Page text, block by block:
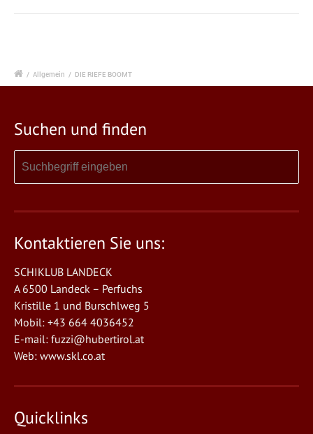
/ Allgemein / DIE RIEFE BOOMT
Suchen und finden
Kontaktieren Sie uns:
SCHIKLUB LANDECK
A 6500 Landeck – Perfuchs
Kristille 1 und Burschlweg 5
Mobil: +43 664 4036452
E-mail: fuzzi@hubertirol.at
Web: www.skl.co.at
Quicklinks